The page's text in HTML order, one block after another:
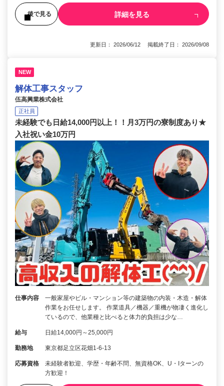
後で見る 詳細を見る
更新日： 2026/06/12 掲載終了日： 2026/09/08
NEW
解体工事スタッフ
伍高興業株式会社
正社員
未経験でも日給14,000円以上！！月3万円の寮制度あり★
入社祝い金10万円
仕事内容
一般家屋やビル・マンション等の建築物の内装・木造・解体
作業をお任せします。 作業道具／機器／重機が物凄く進化し
ているので、他業種と比べると体力的負担は少な…
給与 日給14,000円～25,000円
勤務地 東京都足立区花畑1-6-13
応募資格
未経験者歓迎、学歴・年齢不問、無資格OK、U・Iターンの
方歓迎！